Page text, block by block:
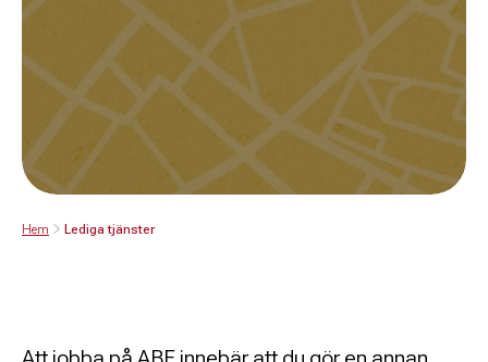
Hem Lediga tjänster